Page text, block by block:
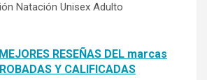
Natación Unisex Adulto
RESEÑAS DEL marcas
Y CALIFICADAS